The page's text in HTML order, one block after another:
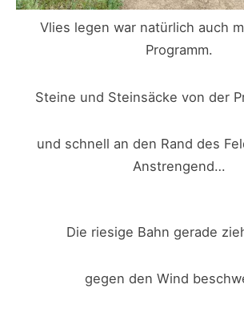
Vlies legen war natürlich auch
Programm.
Steine und Steinsäcke von der
und schnell an den Rand des
Anstrengend…
Die riesige Bahn gerade
gegen den Wind